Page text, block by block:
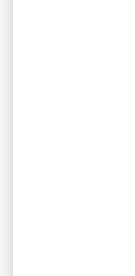
Classe
pour
anti-
usage
la douleur.
maximum)
entorses,
bras et des
sportive